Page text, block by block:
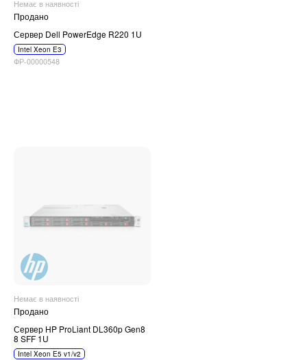
Немає в наявності
Продано
Сервер Dell PowerEdge R220 1U
Intel Xeon E3
ФР-00000548
Немає в наявності
Продано
Сервер HP ProLiant DL360p Gen8
8 SFF 1U
Intel Xeon E5 v1/v2